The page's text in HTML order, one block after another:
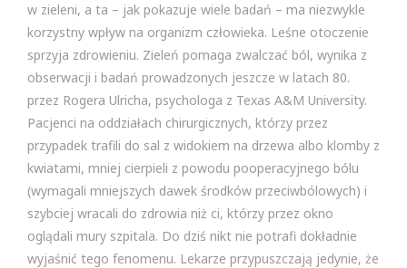
w zieleni, a ta – jak pokazuje wiele badań – ma niezwykle
korzystny wpływ na organizm człowieka. Leśne otoczenie
sprzyja zdrowieniu. Zieleń pomaga zwalczać ból, wynika z
obserwacji i badań prowadzonych jeszcze w latach 80.
przez Rogera Ulricha, psychologa z Texas A&M University.
Pacjenci na oddziałach chirurgicznych, którzy przez
przypadek trafili do sal z widokiem na drzewa albo klomby z
kwiatami, mniej cierpieli z powodu pooperacyjnego bólu
(wymagali mniejszych dawek środków przeciwbólowych) i
szybciej wracali do zdrowia niż ci, którzy przez okno
oglądali mury szpitala. Do dziś nikt nie potrafi dokładnie
wyjaśnić tego fenomenu. Lekarze przypuszczają jedynie, że